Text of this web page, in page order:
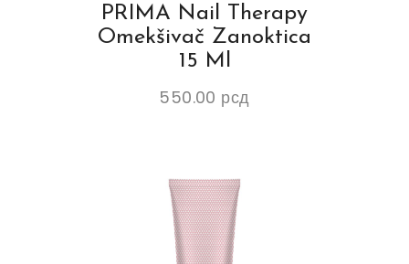
PRIMA Nail Therapy
Omekšivač Zanoktica
15 Ml
550.00 рсд